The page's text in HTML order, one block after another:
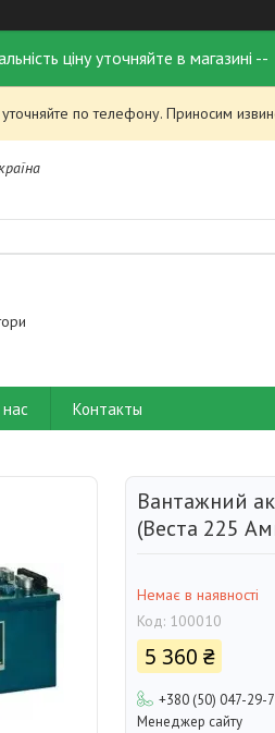
ціну уточняйте в магазині --
по телефону. Приносим
Контакты
Вантажний
(Веста 225
Немає в наявності
Код: 100010
5 360 ₴
+380 (50) 047-29-
Менеджер сайту